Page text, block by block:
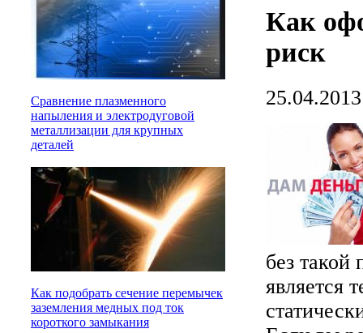
Сравнение плазменного
напыления и электродуговой
металлизации для крупных
деталей
Как подобрать сечение перемычек
заземления медных под ток
короткого замыкания
Как
риск
25.04.2013
без такой
является